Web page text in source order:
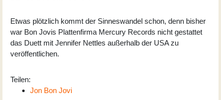
Etwas plötzlich kommt der Sinneswandel schon, denn bisher
war Bon Jovis Plattenfirma Mercury Records nicht gestattet
das Duett mit Jennifer Nettles außerhalb der USA zu
veröffentlichen.
Teilen:
Jon Bon Jovi